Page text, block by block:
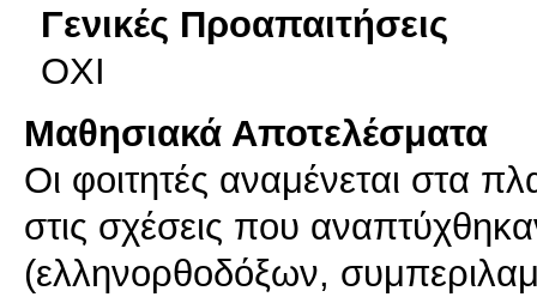
Γενικές Προαπαιτήσεις
ΟΧΙ
Μαθησιακά Αποτελέσματα
Οι φοιτητές αναμένεται στα
στις σχέσεις που
(ελληνορθοδόξων,